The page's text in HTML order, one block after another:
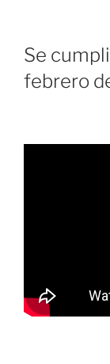
Se
febrero